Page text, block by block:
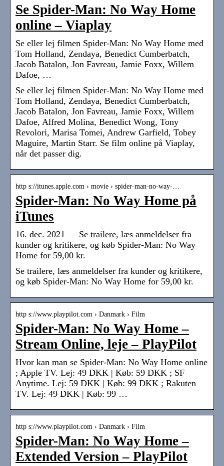
Se Spider-Man: No Way Home
online – Viaplay
Se eller lej filmen Spider-Man: No Way Home med
Tom Holland, Zendaya, Benedict Cumberbatch,
Jacob Batalon, Jon Favreau, Jamie Foxx, Willem
Dafoe, …
Se eller lej filmen Spider-Man: No Way Home med
Tom Holland, Zendaya, Benedict Cumberbatch,
Jacob Batalon, Jon Favreau, Jamie Foxx, Willem
Dafoe, Alfred Molina, Benedict Wong, Tony
Revolori, Marisa Tomei, Andrew Garfield, Tobey
Maguire, Martin Starr. Se film online på Viaplay,
når det passer dig.
http s://itunes.apple.com › movie › spider-man-no-way-…
Spider-Man: No Way Home på
iTunes
16. dec. 2021 — Se trailere, læs anmeldelser fra
kunder og kritikere, og køb Spider-Man: No Way
Home for 59,00 kr.
Se trailere, læs anmeldelser fra kunder og kritikere,
og køb Spider-Man: No Way Home for 59,00 kr.
http s://www.playpilot.com › Danmark › Film
Spider-Man: No Way Home –
Stream Online, leje – PlayPilot
Hvor kan man se Spider-Man: No Way Home online
; Apple TV. Lej: 49 DKK | Køb: 59 DKK ; SF
Anytime. Lej: 59 DKK | Køb: 99 DKK ; Rakuten
TV. Lej: 49 DKK | Køb: 99 …
http s://www.playpilot.com › Danmark › Film
Spider-Man: No Way Home –
Extended Version – PlayPilot